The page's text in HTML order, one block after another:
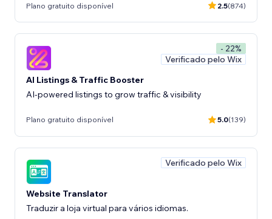
Plano gratuito disponível 2.5(874)
- 22%
Verificado pelo Wix
AI Listings & Traffic Booster
AI-powered listings to grow traffic & visibility
Plano gratuito disponível 5.0(139)
Verificado pelo Wix
Website Translator
Traduzir a loja virtual para vários idiomas.